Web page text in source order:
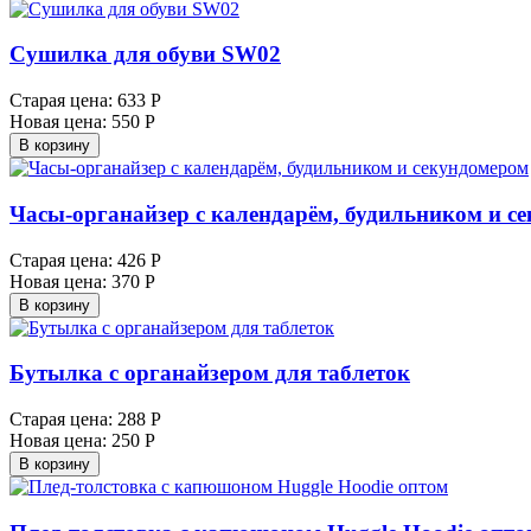
Сушилка для обуви SW02
Старая цена: 633 Р
Новая цена: 550 Р
В корзину
Часы-органайзер с календарём, будильником и
Старая цена: 426 Р
Новая цена: 370 Р
В корзину
Бутылка с органайзером для таблеток
Старая цена: 288 Р
Новая цена: 250 Р
В корзину